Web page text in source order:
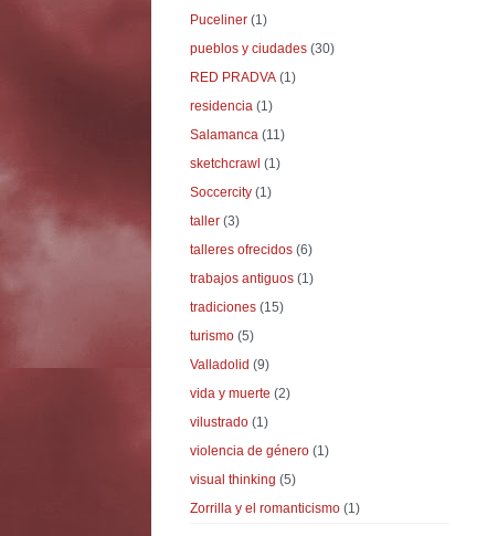
Puceliner (1)
pueblos y ciudades (30)
RED PRADVA (1)
residencia (1)
Salamanca (11)
sketchcrawl (1)
Soccercity (1)
taller (3)
talleres ofrecidos (6)
trabajos antiguos (1)
tradiciones (15)
turismo (5)
Valladolid (9)
vida y muerte (2)
vilustrado (1)
violencia de género (1)
visual thinking (5)
Zorrilla y el romanticismo (1)